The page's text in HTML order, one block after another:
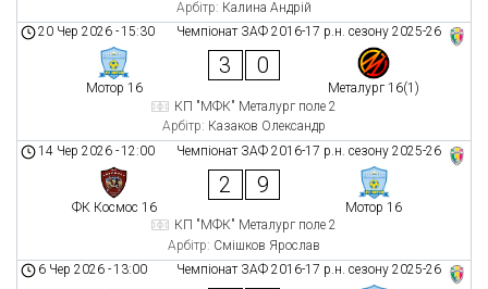
Арбітр: Калина Андрій
Чемпіонат ЗАФ 2016-17 р.н. сезону 2025-26
20 Чер 2026 -15:30
Мотор 16
3 0
Металург 16(1)
КП "МФК" Металург поле 2
Арбітр: Казаков Олександр
Чемпіонат ЗАФ 2016-17 р.н. сезону 2025-26
14 Чер 2026 -12:00
ФК Космос 16
2 9
Мотор 16
КП "МФК" Металург поле 2
Арбітр: Смішков Ярослав
Чемпіонат ЗАФ 2016-17 р.н. сезону 2025-26
6 Чер 2026 -13:00